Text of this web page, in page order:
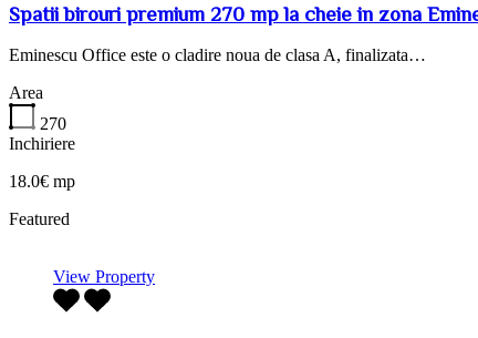
Spatii birouri premium 270 mp la cheie in zona
Eminescu Office este o cladire noua de clasa A, finalizata…
Area
270
Inchiriere
18.0€ mp
Featured
View Property